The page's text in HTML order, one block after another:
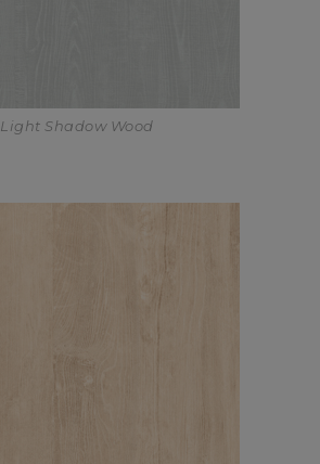
Light Shadow Wood